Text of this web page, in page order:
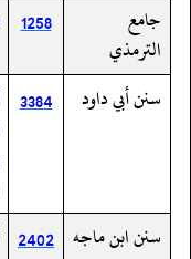
جامع
الترمذي
1258
سنن أبي داود 3384
سنن ابن ماجه 2402